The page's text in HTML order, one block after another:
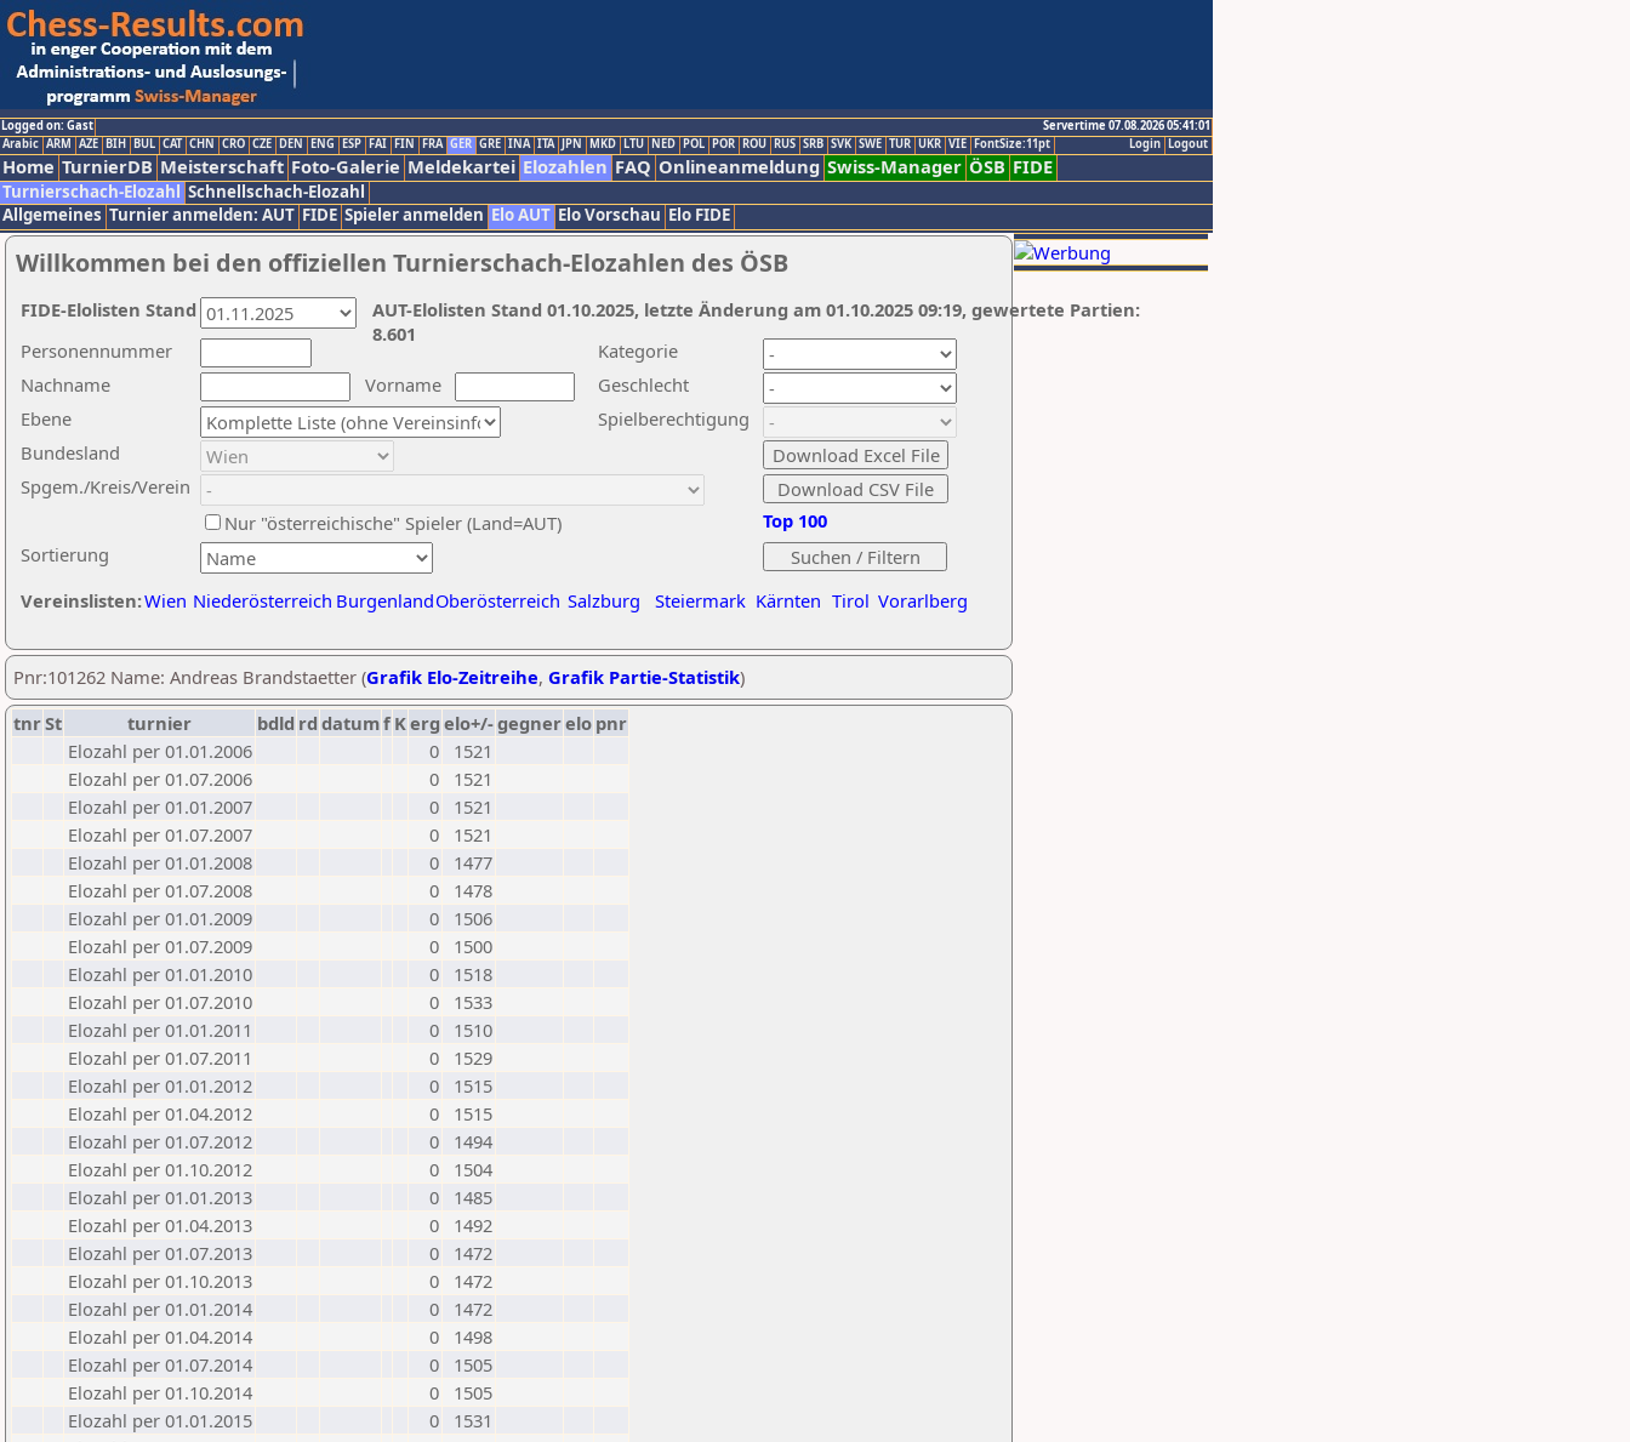
Logged on: Gast
Servertime 07.08.2026 05:41:01
Logout
Login
Arabic ARM AZE BIH BUL CAT CHN CRO CZE DEN ENG ESP FAI FIN FRA GER GRE INA ITA JPN MKD LTU NED POL POR ROU RUS SRB SVK SWE TUR UKR VIE FontSize:11pt
Home TurnierDB Meisterschaft Foto-Galerie Meldekartei Elozahlen FAQ Onlineanmeldung Swiss-Manager ÖSB FIDE
Turnierschach-Elozahl Schnellschach-Elozahl
Allgemeines Turnier anmelden: AUT FIDE Spieler anmelden Elo AUT Elo Vorschau Elo FIDE
Willkommen bei den offiziellen Turnierschach-Elozahlen des ÖSB
Nachname
Vorname
Ebene
Kategorie
Sortierung
Personennummer
Bundesland
Spgem./Kreis/Verein
Geschlecht
Nur "österreichische" Spieler (Land=AUT)
Spielberechtigung
Vereinslisten:Wien Niederösterreich BurgenlandOberösterreich Salzburg Steiermark Kärnten Tirol Vorarlberg
Top 100
AUT-Elolisten Stand 01.10.2025, letzte Änderung am 01.10.2025 09:19, gewertete Partien:
8.601
FIDE-Elolisten Stand
Pnr:101262 Name: Andreas Brandstaetter (Grafik Elo-Zeitreihe, Grafik Partie-Statistik)
tnrSt turnier bdld rd datumf Kerg elo+/-gegnerelo pnr
Elozahl per 01.01.2006
0
1521
Elozahl per 01.07.2006
0
1521
Elozahl per 01.01.2007
0
1521
Elozahl per 01.07.2007
0
1521
Elozahl per 01.01.2008
0
1477
Elozahl per 01.07.2008
0
1478
Elozahl per 01.01.2009
0
1506
Elozahl per 01.07.2009
0
1500
Elozahl per 01.01.2010
0
1518
Elozahl per 01.07.2010
0
1533
Elozahl per 01.01.2011
0
1510
Elozahl per 01.07.2011
0
1529
Elozahl per 01.01.2012
0
1515
Elozahl per 01.04.2012
0
1515
Elozahl per 01.07.2012
0
1494
Elozahl per 01.10.2012
0
1504
Elozahl per 01.01.2013
0
1485
Elozahl per 01.04.2013
0
1492
Elozahl per 01.07.2013
0
1472
Elozahl per 01.10.2013
0
1472
Elozahl per 01.01.2014
0
1472
Elozahl per 01.04.2014
0
1498
Elozahl per 01.07.2014
0
1505
Elozahl per 01.10.2014
0
1505
Elozahl per 01.01.2015
0
1531